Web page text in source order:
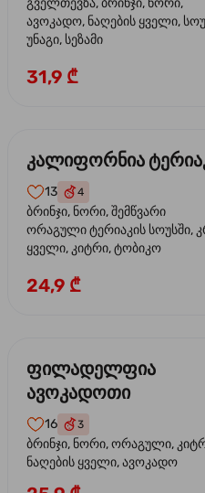
გველთევზა, ბრინჯი, ნორი,
ავოკადო, ნაღების ყველი,
უნაგი, სეზამი
31,9 ₾
კალიფორნია
13 4
ბრინჯი, ნორი, შემწვარი
ორაგული ტერიაკის სოუსში,
ყველი, კიტრი, ტობიკო
24,9 ₾
ფილადელფია
ავოკადოთი
16 3
ბრინჯი, ნორი, ორაგული,
ნაღების ყველი, ავოკადო